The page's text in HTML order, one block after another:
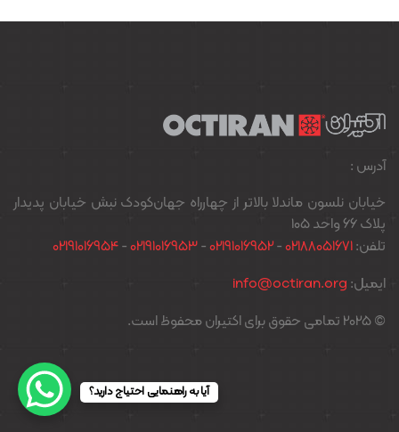
آدرس :
خیابان نلسون ماندلا بالاتر از چهارراه جهان‌کودک نبش خیابان پدیدار
پلاک ۶۶ واحد ۱۰۵
تلفن:02188051671
-
02191016952
-
02191016953
-
02191016954
ایمیل: info@octiran.org
© 2025 تمامی حقوق برای اکتیران محفوظ است.
آیا به راهنمایی احتیاج دارید؟